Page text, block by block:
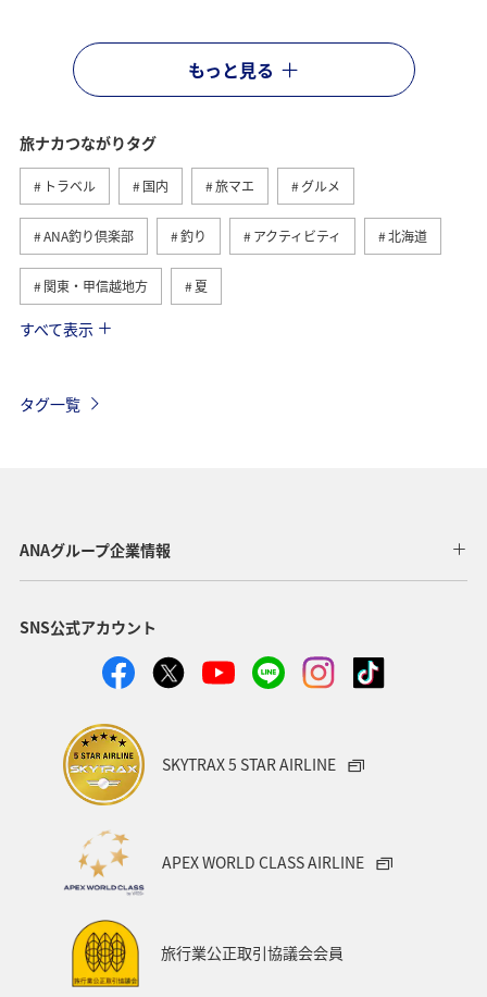
もっと見る
旅ナカつながりタグ
トラベル 国内 旅マエ グルメ
ANA釣り倶楽部 釣り アクティビティ 北海道
関東・甲信越地方 夏
趣味
関西地方 北陸地方 福岡県 高知県
山形県 宮崎県
湖 旅アト 静岡県
ワーケーション
ハワイ 栃木県
一人旅
千葉県 プレミアムメンバー
東海地方
ANAショッピング A-style
すべて表示
タグ一覧
ANAグループ企業情報
SNS公式アカウント
SKYTRAX 5 STAR AIRLINE
APEX WORLD CLASS AIRLINE
旅行業公正取引協議会会員